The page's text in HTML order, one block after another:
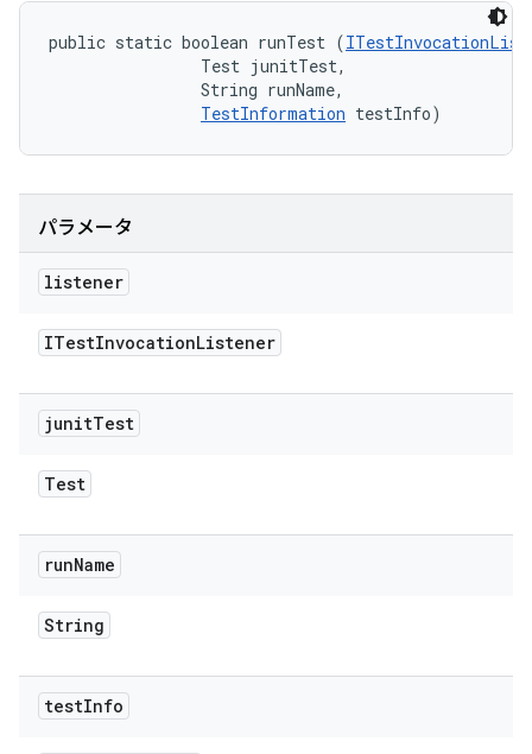
public static boolean runTest (
                Test junitTest,
                String runName,
TestInformation testInfo)
パラメータ
listener
ITestInvocationListener
junitTest
Test
runName
String
testInfo